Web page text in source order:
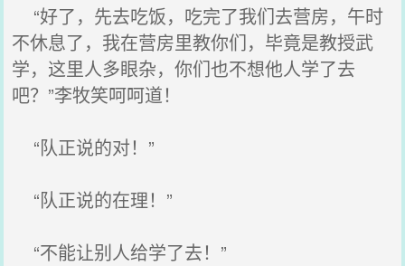
“好了，先去吃饭，吃完了我们去营房，午时
不休息了，我在营房里教你们，毕竟是教授武
学，这里人多眼杂，你们也不想他人学了去
吧？”李牧笑呵呵道！
“队正说的对！”
“队正说的在理！”
“不能让别人给学了去！”